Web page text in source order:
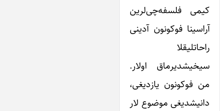
کیمی فلسفه‌چی‌لرین
آراسینا فوکونون آدینی
راحاتلیقلا
سیخیشدیرماق اولار.
من فوکونون یازدیغی،
دانیشدیغی موضوع لار